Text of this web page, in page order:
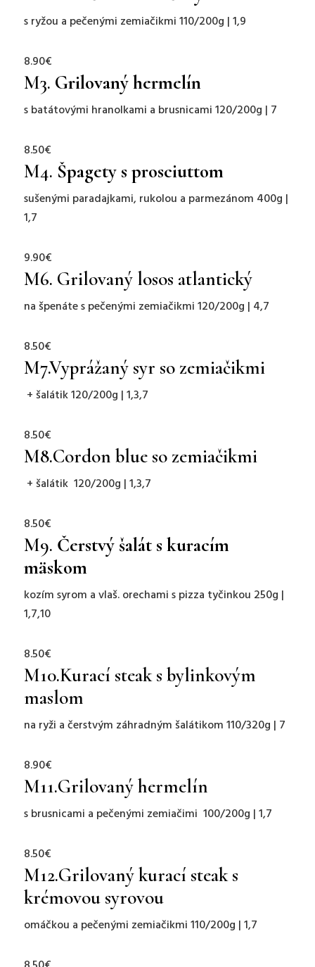
s ryžou a pečenými zemiačikmi 110/200g | 1,9
8.90€
M3. Grilovaný hermelín
s batátovými hranolkami a brusnicami 120/200g | 7
8.50€
M4. Špagety s prosciuttom
sušenými paradajkami, rukolou a parmezánom 400g |
1,7
9.90€
M6. Grilovaný losos atlantický
na špenáte s pečenými zemiačikmi 120/200g | 4,7
8.50€
M7.Vyprážaný syr so zemiačikmi
+ šalátik 120/200g | 1,3,7
8.50€
M8.Cordon blue so zemiačikmi
+ šalátik 120/200g | 1,3,7
8.50€
M9. Čerstvý šalát s kuracím
mäskom
kozím syrom a vlaš. orechami s pizza tyčinkou 250g |
1,7,10
8.50€
M10.Kurací steak s bylinkovým
maslom
na ryži a čerstvým záhradným šalátikom 110/320g | 7
8.90€
M11.Grilovaný hermelín
s brusnicami a pečenými zemiačimi 100/200g | 1,7
8.50€
M12.Grilovaný kurací steak s
krémovou syrovou
omáčkou a pečenými zemiačikmi110/200g | 1,7